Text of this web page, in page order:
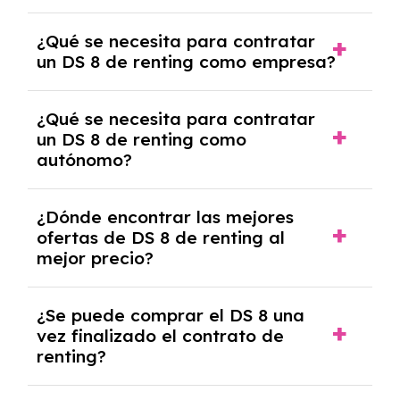
experto que te asesore.
y, en algunos casos, una consulta de solvencia
crediticia y un pago inicial.
¿Qué se necesita para contratar
un DS 8 de renting como empresa?
documentación financiera y, en algunos
casos, un informe de solvencia de la empresa
y un pago inicial.
¿Qué se necesita para contratar
un DS 8 de renting como
autónomo?
autónomos, justificante de ingresos y, en
algunos casos, un informe fiscal y un pago
inicial.
¿Dónde encontrar las mejores
ofertas de DS 8 de renting al
mejor precio?
mejores ofertas de vehículos de renting con
todos los gastos incluidos y sin pagar
entradas.
¿Se puede comprar el DS 8 una
vez finalizado el contrato de
renting?